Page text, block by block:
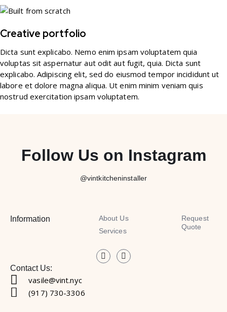
Creative portfolio
Dicta sunt explicabo. Nemo enim ipsam voluptatem quia
voluptas sit aspernatur aut odit aut fugit, quia. Dicta sunt
explicabo. Adipiscing elit, sed do eiusmod tempor incididunt ut
labore et dolore magna aliqua. Ut enim minim veniam quis
nostrud exercitation ipsam voluptatem.
Follow Us on Instagram
@vintkitcheninstaller
Information
About Us
Services
Request
Quote
Contact Us:
vasile@vint.nyc
(917) 730-3306